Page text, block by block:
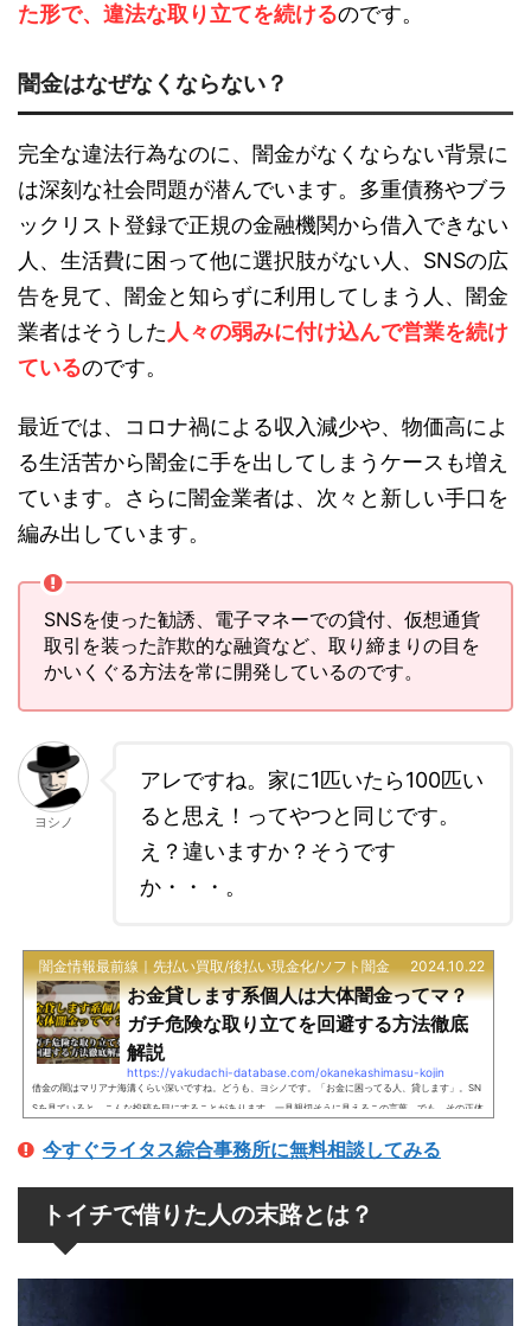
た形で、違法な取り立てを続けるのです。
闇金はなぜなくならない？
完全な違法行為なのに、闇金がなくならない背景に
は深刻な社会問題が潜んでいます。多重債務やブラ
ックリスト登録で正規の金融機関から借入できない
人、生活費に困って他に選択肢がない人、SNSの広
告を見て、闇金と知らずに利用してしまう人、闇金
業者はそうした 人々の弱みに付け込んで営業を続け
ているのです。
最近では、コロナ禍による収入減少や、物価高によ
る生活苦から闇金に手を出してしまうケースも増え
ています。さらに闇金業者は、次々と新しい手口を
編み出しています。
SNSを使った勧誘、電子マネーでの貸付、仮想通貨
取引を装った詐欺的な融資など、取り締まりの目を
かいくぐる方法を常に開発しているのです。
ヨシノ
アレですね。家に1匹いたら100匹い
ると思え！ってやつと同じです。
え？違いますか？そうです
か・・・。
闇金情報最前線｜先払い買取/後払い現金化/ソフト闇金 2024.10.22
お金貸します系個人は大体闇金ってマ？
ガチ危険な取り立てを回避する方法徹底
解説
https://yakudachi-database.com/okanekashimasu-kojin
借金の闇はマリアナ海溝くらい深いですね。どうも、ヨシノです。「お金に困ってる人、貸します」。SN
Sを見ていると、こんな投稿を目にすることがあります。一見親切そうに見えるこの言葉。でも、その正体
的に解説していきます。さらに、もし被害に遭ってしまった場合の対処法まで、具体的にお伝えしていき
系個人」の正体＝闇金？SNS...
今すぐライタス綜合事務所に無料相談してみる
トイチで借りた人の末路とは？